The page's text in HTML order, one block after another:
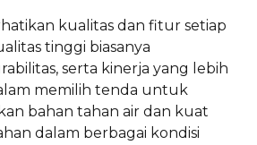
kualitas dan fitur setiap
tinggi biasanya
serta kinerja yang lebih
memilih tenda untuk
bahan tahan air dan kuat
dalam berbagai kondisi